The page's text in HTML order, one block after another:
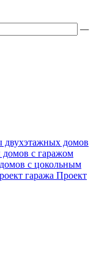
—
двухэтажных домов
с гаражом
с цокольным
гаража Проект